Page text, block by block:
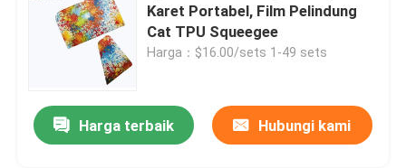
Karet Portabel, Film Pelindung
Cat TPU Squeegee
Harga：$16.00/sets 1-49 sets
Harga terbaik Hubungi kami